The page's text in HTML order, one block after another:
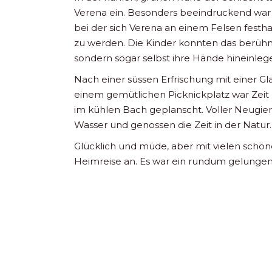
Verena ein. Besonders beeindruckend
bei der sich Verena an einem Felsen
zu werden. Die Kinder konnten das
sondern sogar selbst ihre Hände
Nach einer süssen Erfrischung mit einer
einem gemütlichen Picknickplatz war
im kühlen Bach geplanscht. Voller
Wasser und genossen die Zeit in der Natur.
Glücklich und müde, aber mit vielen
Heimreise an. Es war ein rundum